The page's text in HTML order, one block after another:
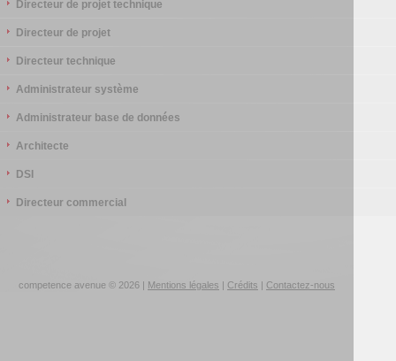
Directeur de projet technique
Directeur de projet
Directeur technique
Administrateur système
Administrateur base de données
Architecte
DSI
Directeur commercial
competence avenue © 2026 | Mentions légales Crédits Contactez-nous